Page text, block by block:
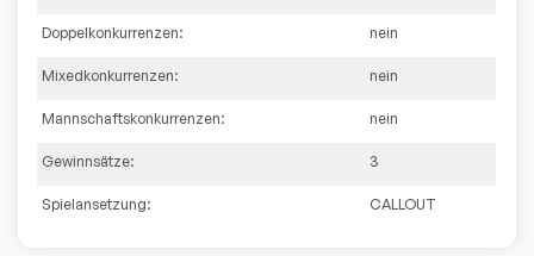
Doppelkonkurrenzen: nein
Mixedkonkurrenzen: nein
Mannschaftskonkurrenzen: nein
Gewinnsätze: 3
Spielansetzung: CALLOUT